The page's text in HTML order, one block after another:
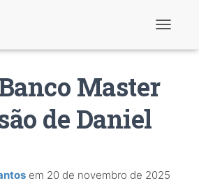
g
Master
de Daniel
em 20 de novembro de 2025